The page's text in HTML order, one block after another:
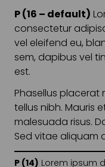
P (16 – default)
consectetur
vel eleifend eu,
sem, dapibus vel
est.
Phasellus placerat
tellus nibh. Mauris
malesuada risus.
Sed vitae aliquam
P (14) Lorem ipsum